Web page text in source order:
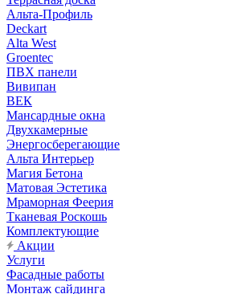
Альта-Профиль
Deckart
Alta West
Groentec
ПВХ панели
Вивипан
ВЕК
Мансардные окна
Двухкамерные
Энергосберегающие
Альта Интерьер
Магия Бетона
Матовая Эстетика
Мраморная Феерия
Тканевая Роскошь
Комплектующие
Акции
Услуги
Фасадные работы
Монтаж сайдинга